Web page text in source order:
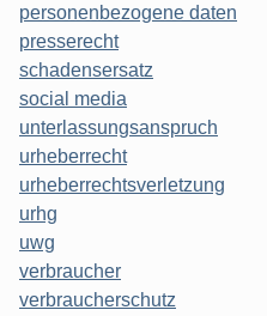
personenbezogene daten
presserecht
schadensersatz
social media
unterlassungsanspruch
urheberrecht
urheberrechtsverletzung
urhg
uwg
verbraucher
verbraucherschutz